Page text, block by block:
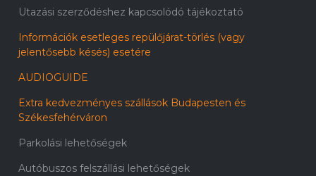
Utazási szerződéshez kapcsolódó tájékoztató
Információk esetleges repülőjárat-törlés (vagy
jelentősebb késés) esetére
AUDIOGUIDE
Extra kedvezményes szállások Budapesten és
Székesfehérváron
Parkolási lehetőségek
Autóbuszos felszállási lehetőségek